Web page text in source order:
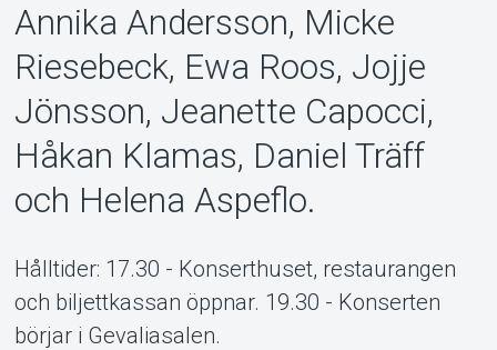
Annika Andersson, Micke
Riesebeck, Ewa Roos, Jojje
Jönsson, Jeanette Capocci,
Håkan Klamas, Daniel Träff
och Helena Aspeflo.
Hålltider: 17.30 - Konserthuset, restaurangen
och biljettkassan öppnar. 19.30 - Konserten
börjar i Gevaliasalen.